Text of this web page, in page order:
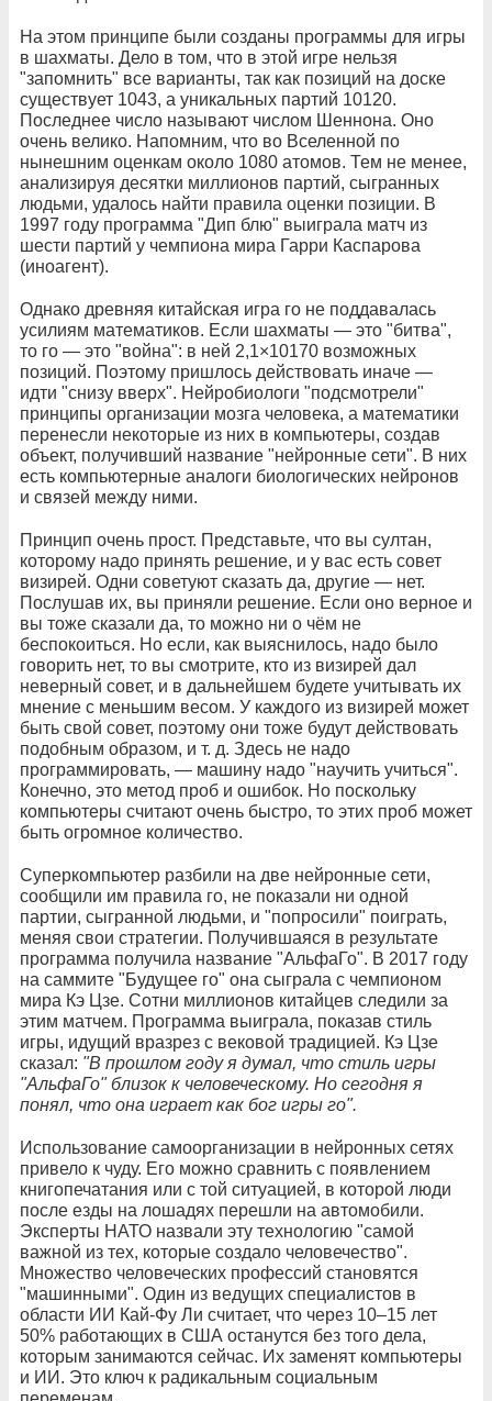
На этом принципе были созданы программы для игры
в шахматы. Дело в том, что в этой игре нельзя
"запомнить" все варианты, так как позиций на доске
существует 1043, а уникальных партий 10120.
Последнее число называют числом Шеннона. Оно
очень велико. Напомним, что во Вселенной по
нынешним оценкам около 1080 атомов. Тем не менее,
анализируя десятки миллионов партий, сыгранных
людьми, удалось найти правила оценки позиции. В
1997 году программа "Дип блю" выиграла матч из
шести партий у чемпиона мира Гарри Каспарова
(иноагент).
Однако древняя китайская игра го не поддавалась
усилиям математиков. Если шахматы — это "битва",
то го — это "война": в ней 2,1×10170 возможных
позиций. Поэтому пришлось действовать иначе —
идти "снизу вверх". Нейробиологи "подсмотрели"
принципы организации мозга человека, а математики
перенесли некоторые из них в компьютеры, создав
объект, получивший название "нейронные сети". В них
есть компьютерные аналоги биологических нейронов
и связей между ними.
Принцип очень прост. Представьте, что вы султан,
которому надо принять решение, и у вас есть совет
визирей. Одни советуют сказать да, другие — нет.
Послушав их, вы приняли решение. Если оно верное и
вы тоже сказали да, то можно ни о чём не
беспокоиться. Но если, как выяснилось, надо было
говорить нет, то вы смотрите, кто из визирей дал
неверный совет, и в дальнейшем будете учитывать их
мнение с меньшим весом. У каждого из визирей может
быть свой совет, поэтому они тоже будут действовать
подобным образом, и т. д. Здесь не надо
программировать, — машину надо "научить учиться".
Конечно, это метод проб и ошибок. Но поскольку
компьютеры считают очень быстро, то этих проб может
быть огромное количество.
Суперкомпьютер разбили на две нейронные сети,
сообщили им правила го, не показали ни одной
партии, сыгранной людьми, и "попросили" поиграть,
меняя свои стратегии. Получившаяся в результате
программа получила название "АльфаГо". В 2017 году
на саммите "Будущее го" она сыграла с чемпионом
мира Кэ Цзе. Сотни миллионов китайцев следили за
этим матчем. Программа выиграла, показав стиль
игры, идущий вразрез с вековой традицией. Кэ Цзе
сказал: "В прошлом году я думал, что стиль игры
"АльфаГо" близок к человеческому. Но сегодня я
понял, что она играет как бог игры го".
Использование самоорганизации в нейронных сетях
привело к чуду. Его можно сравнить с появлением
книгопечатания или с той ситуацией, в которой люди
после езды на лошадях перешли на автомобили.
Эксперты НАТО назвали эту технологию "самой
важной из тех, которые создало человечество".
Множество человеческих профессий становятся
"машинными". Один из ведущих специалистов в
области ИИ Кай-Фу Ли считает, что через 10–15 лет
50% работающих в США останутся без того дела,
которым занимаются сейчас. Их заменят компьютеры
и ИИ. Это ключ к радикальным социальным